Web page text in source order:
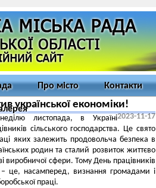
Про місто Контакти
української економіки!
2023-11-17
листопада, в Україні
сільського господарства. Це свято
яких залежить продовольча безпека в
родин та сталий розвиток життєво
виробничої сфери. Тому День працівників
– це, насамперед, визнання громадами і
праці.